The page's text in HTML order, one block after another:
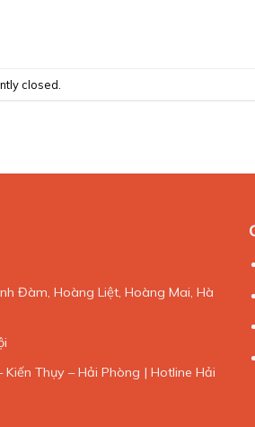
closed.
Đàm, Hoàng Liệt, Hoàng Mai, Hà
Thụy – Hải Phòng | Hotline Hải